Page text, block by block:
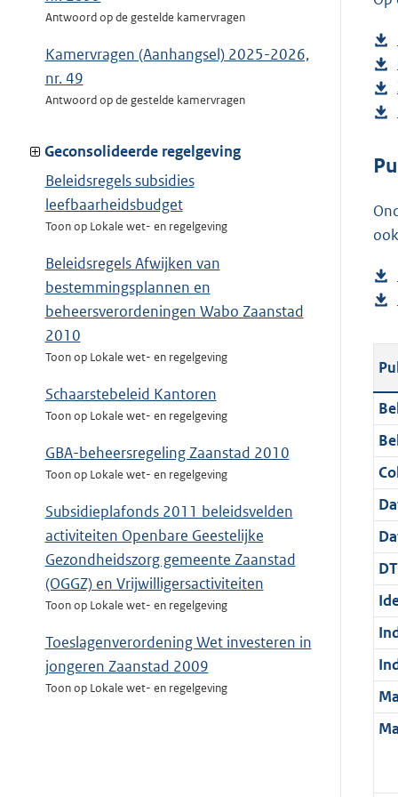
Antwoord op de gestelde kamervragen
Kamervragen (Aanhangsel) 2025-2026,
nr. 49
Antwoord op de gestelde kamervragen
Geconsolideerde regelgeving
Beleidsregels subsidies
leefbaarheidsbudget
Toon op Lokale wet- en regelgeving
Beleidsregels Afwijken van
bestemmingsplannen en
beheersverordeningen Wabo Zaanstad
2010
Toon op Lokale wet- en regelgeving
Schaarstebeleid Kantoren
Toon op Lokale wet- en regelgeving
GBA-beheersregeling Zaanstad 2010
Toon op Lokale wet- en regelgeving
Subsidieplafonds 2011 beleidsvelden
activiteiten Openbare Geestelijke
Gezondheidszorg gemeente Zaanstad
(OGGZ) en Vrijwilligersactiviteiten
Toon op Lokale wet- en regelgeving
Toeslagenverordening Wet investeren in
jongeren Zaanstad 2009
Toon op Lokale wet- en regelgeving